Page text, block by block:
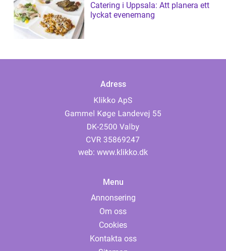
Catering i Uppsala: Att planera ett
lyckat evenemang
Adress
web: www.klikko.dk
Menu
Annonsering
Om oss
Cookies
Kontakta oss